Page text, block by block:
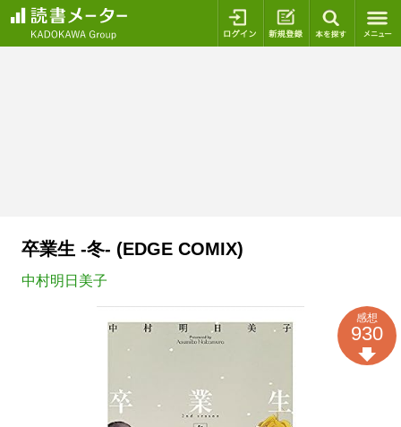
ログイン 新規登録
卒業生 -冬- (EDGE COMIX)
中村明日美子
感想
930